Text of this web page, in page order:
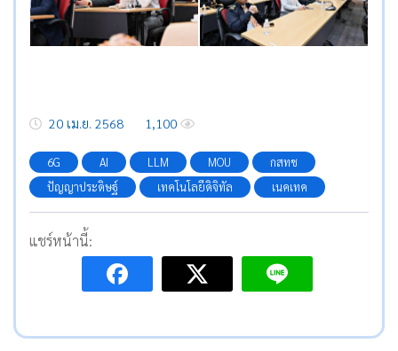
20 เม.ย. 2568 1,100
6G AI LLM MOU
กสทช
ปัญญาประดิษฐ์
เทคโนโลยีดิจิทัล เนคเทค
แชร์หน้านี้: